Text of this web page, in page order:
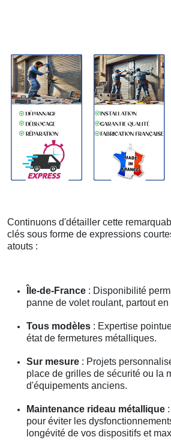
Continuons d'détailler cette
clés sous forme de expressions
atouts :
Île-de-France : Disponibilité
panne de volet roulant, partout
Tous modèles : Expertise
état de fermetures métalliques.
Sur mesure : Projets
place de grilles de sécurité ou la
d'équipements anciens.
Maintenance rideau métallique
pour éviter les
longévité de vos dispositifs et